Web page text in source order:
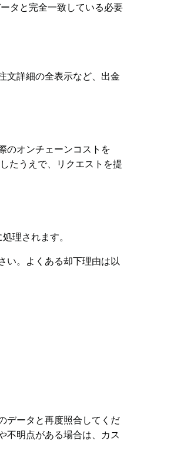
タと完全一致している必要
文詳細の全表示など、出金
のオンチェーンコストを
たうえで、リクエストを提
理されます。
い。よくある却下理由は以
データと再度照合してくだ
不明点がある場合は、カス